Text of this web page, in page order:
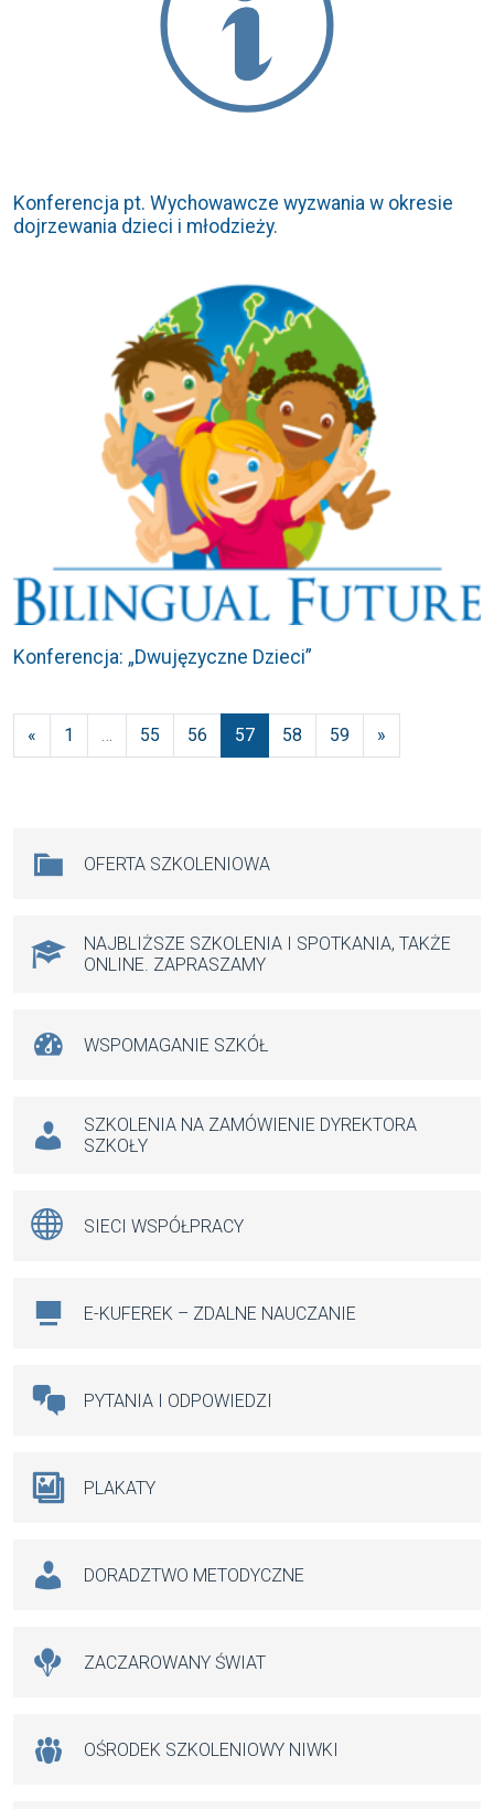
Konferencja pt. Wychowawcze wyzwania w okresie
dojrzewania dzieci i młodzieży.
Konferencja: „Dwujęzyczne Dzieci”
Nawigacja po wpisach
« 1 … 55 56 57 58 59 »
OFERTA SZKOLENIOWA
NAJBLIŻSZE SZKOLENIA I SPOTKANIA, TAKŻE
ONLINE. ZAPRASZAMY
WSPOMAGANIE SZKÓŁ
SZKOLENIA NA ZAMÓWIENIE DYREKTORA
SZKOŁY
SIECI WSPÓŁPRACY
E-KUFEREK – ZDALNE NAUCZANIE
PYTANIA I ODPOWIEDZI
PLAKATY
DORADZTWO METODYCZNE
ZACZAROWANY ŚWIAT
OŚRODEK SZKOLENIOWY NIWKI